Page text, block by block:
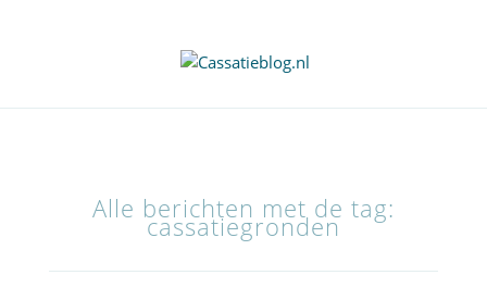
Alle berichten met de tag:
cassatiegronden